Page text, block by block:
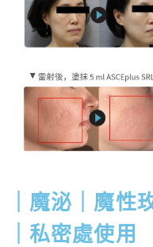
｜魔泌｜魔性
｜私密處使用